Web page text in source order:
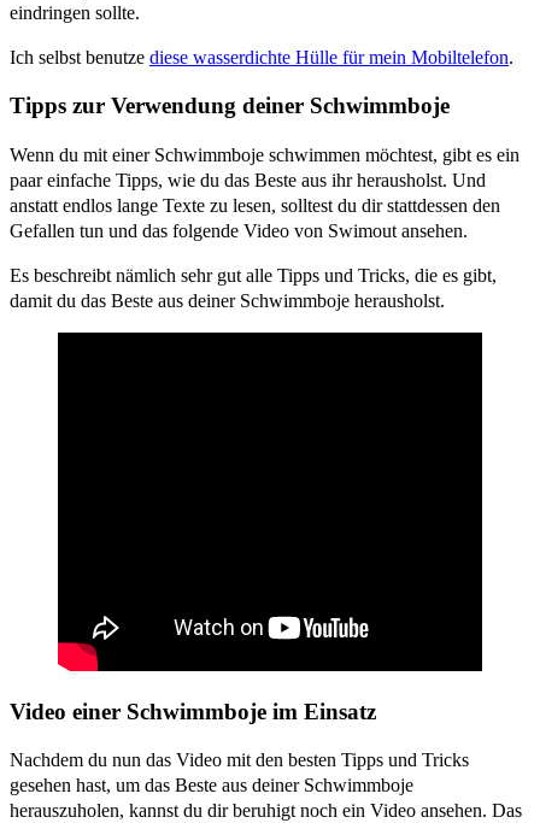
eindringen sollte.
Ich selbst benutze diese wasserdichte Hülle für mein Mobiltelefon.
Tipps zur Verwendung deiner Schwimmboje
Wenn du mit einer Schwimmboje schwimmen möchtest, gibt es ein
paar einfache Tipps, wie du das Beste aus ihr herausholst. Und
anstatt endlos lange Texte zu lesen, solltest du dir stattdessen den
Gefallen tun und das folgende Video von Swimout ansehen.
Es beschreibt nämlich sehr gut alle Tipps und Tricks, die es gibt,
damit du das Beste aus deiner Schwimmboje herausholst.
Video einer Schwimmboje im Einsatz
Nachdem du nun das Video mit den besten Tipps und Tricks
gesehen hast, um das Beste aus deiner Schwimmboje
herauszuholen, kannst du dir beruhigt noch ein Video ansehen. Das